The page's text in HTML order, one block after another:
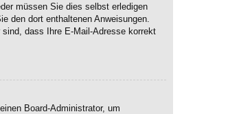
müssen Sie dies selbst erledigen
den dort enthaltenen Anweisungen.
dass Ihre E-Mail-Adresse korrekt
Board-Administrator, um